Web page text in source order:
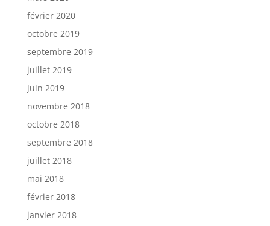
février 2020
octobre 2019
septembre 2019
juillet 2019
juin 2019
novembre 2018
octobre 2018
septembre 2018
juillet 2018
mai 2018
février 2018
janvier 2018